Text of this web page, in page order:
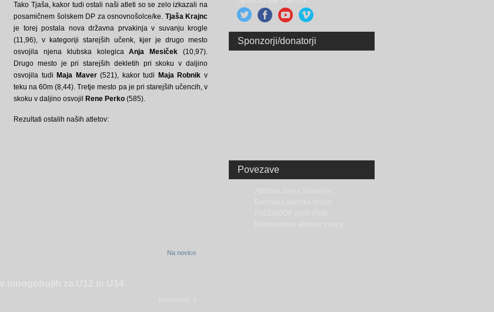
Tako Tjaša, kakor tudi ostali naši atleti so se zelo izkazali na
posamičnem šolskem DP za osnovnošolce/ke. Tjaša Krajnc
je torej postala nova državna prvakinja v suvanju krogle
(11,96), v kategoriji starejših učenk, kjer je drugo mesto
osvojila njena klubska kolegicaAnja Mesiček (10,97).
Drugo mesto je pri starejših dekletih pri skoku v daljino
osvojila tudi Maja Maver(521), kakor tudi Maja Robnik v
teku na 60m (8,44). Tretje mesto pa je pri starejših učencih, v
skoku v daljino osvojil
Rene Perko (585).
Rezultati ostalih naših atletov:
Na novico
Sponzorji/donatorji
Povezave